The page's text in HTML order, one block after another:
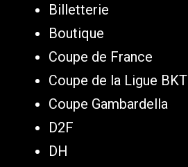
Billetterie
Boutique
Coupe de France
Coupe de la Ligue BKT
Coupe Gambardella
D2F
DH